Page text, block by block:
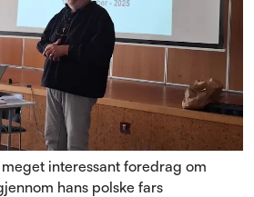
interessant foredrag om
hans polske fars